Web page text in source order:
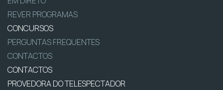
REVER PROGRAMAS
CONCURSOS
PERGUNTAS FREQUENTES
CONTACTOS
CONTACTOS
PROVEDORA DO TELESPECTADOR